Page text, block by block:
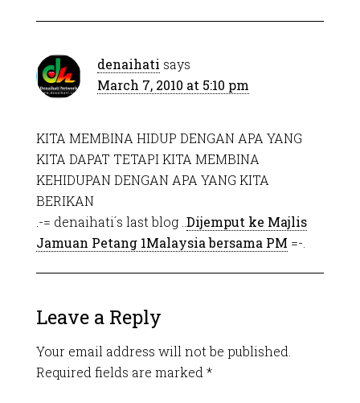
denaihati says
March 7, 2010 at 5:10 pm
KITA MEMBINA HIDUP DENGAN APA YANG
KITA DAPAT TETAPI KITA MEMBINA
KEHIDUPAN DENGAN APA YANG KITA
BERIKAN
.-= denaihati´s last blog .. Dijemput ke Majlis
Jamuan Petang 1Malaysia bersama PM =-.
Leave a Reply
Your email address will not be published.
Required fields are marked *